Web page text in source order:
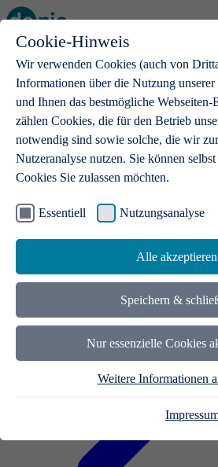
Cookie-Hinweis
Wir verwenden Cookies (auch von
Informationen über die Nutzung unserer
und Ihnen das bestmögliche
zählen Cookies, die für den Betrieb
notwendig sind sowie solche, die wir
Nutzeranalyse nutzen. Sie können
Cookies Sie zulassen möchten.
Essentiell Nutzungsanalyse
Alle akzeptieren
Speichern &
Nur essenzielle Cookies
Weitere Informationen
Open main menu
.de-Domains
Mit einer .de-Domain erhalten Ideen eine